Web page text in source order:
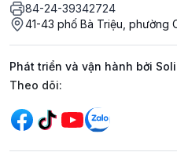
84-24-39342724
41-43 phố Bà Triệu, phường
Phát triển và vận hành bởi
Mạng xã hội
Theo dõi: